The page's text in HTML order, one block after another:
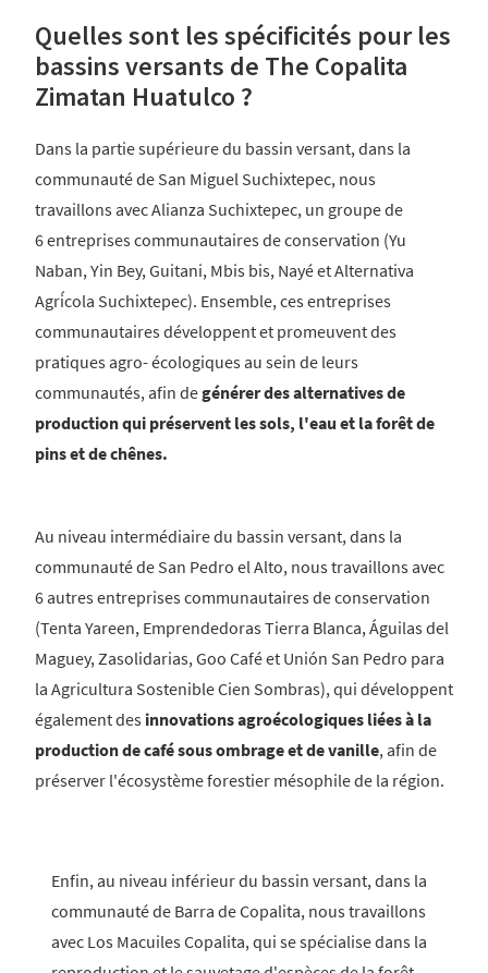
Quelles sont les spécificités pour les
bassins versants de The Copalita
Zimatan Huatulco ?
Dans la partie supérieure du bassin versant, dans la
communauté de San Miguel Suchixtepec, nous
travaillons avec Alianza Suchixtepec, un groupe de
6 entreprises communautaires de conservation (Yu
Naban, Yin Bey, Guitani, Mbis bis, Nayé et Alternativa
Agrícola Suchixtepec). Ensemble, ces entreprises
communautaires développent et promeuvent des
pratiques agro- écologiques au sein de leurs
communautés, afin degénérer des alternatives de
production qui préservent les sols, l'eau et la forêt de
pins et de chênes.
Au niveau intermédiaire du bassin versant, dans la
communauté de San Pedro el Alto, nous travaillons avec
6 autres entreprises communautaires de conservation
(Tenta Yareen, Emprendedoras Tierra Blanca, Águilas del
Maguey, Zasolidarias, Goo Café et Unión San Pedro para
la Agricultura Sostenible Cien Sombras), qui développent
également des innovations agroécologiques liées à la
production de café sous ombrage et de vanille, afin de
préserver l'écosystème forestier mésophile de la région.
Enfin, au niveau inférieur du bassin versant, dans la
communauté de Barra de Copalita, nous travaillons
avec Los Macuiles Copalita, qui se spécialise dans la